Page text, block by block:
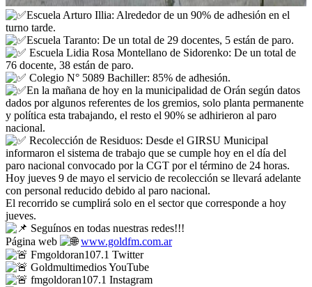
Escuela Arturo Illia: Alrededor de un 90% de adhesión en el
turno tarde.
Escuela Taranto: De un total de 29 docentes, 5 están de paro.
Escuela Lidia Rosa Montellano de Sidorenko: De un total de
76 docente, 38 están de paro.
Colegio N° 5089 Bachiller: 85% de adhesión.
En la mañana de hoy en la municipalidad de Orán según datos
dados por algunos referentes de los gremios, solo planta permanente
y política esta trabajando, el resto el 90% se adhirieron al paro
nacional.
Recolección de Residuos: Desde el GIRSU Municipal
informaron el sistema de trabajo que se cumple hoy en el día del
paro nacional convocado por la CGT por el término de 24 horas.
Hoy jueves 9 de mayo el servicio de recolección se llevará adelante
con personal reducido debido al paro nacional.
El recorrido se cumplirá solo en el sector que corresponde a hoy
jueves.
Seguínos en todas nuestras redes!!!
Página web
www.goldfm.com.ar
Fmgoldoran107.1 Twitter
Goldmultimedios YouTube
fmgoldoran107.1 Instagram